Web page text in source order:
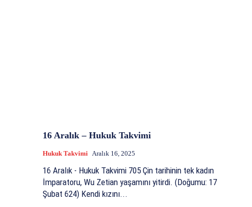
16 Aralık – Hukuk Takvimi
Hukuk Takvimi Aralık 16, 2025
16 Aralık - Hukuk Takvimi 705 Çin tarihinin tek kadın
İmparatoru, Wu Zetian yaşamını yitirdi. (Doğumu: 17
Şubat 624) Kendi kızını...